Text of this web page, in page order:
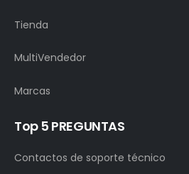
Tienda
MultiVendedor
Marcas
Top 5 PREGUNTAS
Contactos de soporte técnico